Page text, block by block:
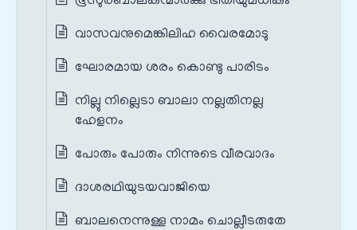
വാസവനുമെങ്കിലിഹ വൈരമോടു
ഘോരമായ ശരം കൊണ്ടു പാരിടം
നില്ലു നില്ലെടാ ബാലാ നല്ലതിനല്ല
ഹേളനം
പോരും പോരും നിന്നുടെ വീരവാദം
ദാശരഥിയുടയവാജിയെ
ബാലനെന്നുള്ള നാമം ചൊല്ലീടരുതേ